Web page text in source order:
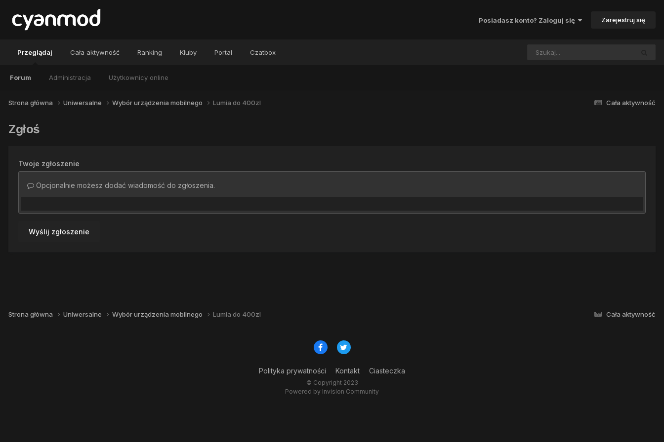
Posiadasz konto? Zaloguj się Zarejestruj się
Przeglądaj
Forum Administracja Użytkownicy online
Cała aktywność Ranking Kluby Portal Czatbox
Cała aktywność
Strona główna Uniwersalne Wybór urządzenia mobilnego Lumia do 400zl
Zgłoś
Twoje zgłoszenie
Opcjonalnie możesz dodać wiadomość do zgłoszenia.
Wyślij zgłoszenie
Cała aktywność
Strona główna Uniwersalne Wybór urządzenia mobilnego Lumia do 400zl
Polityka prywatności Kontakt Ciasteczka
© Copyright 2023
Powered by Invision Community